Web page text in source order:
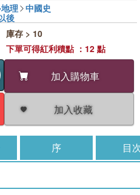
加入購物車
加入收藏
庫存 > 10
下單可得紅利積點 ：12 點
地理
中國史
後
序 目